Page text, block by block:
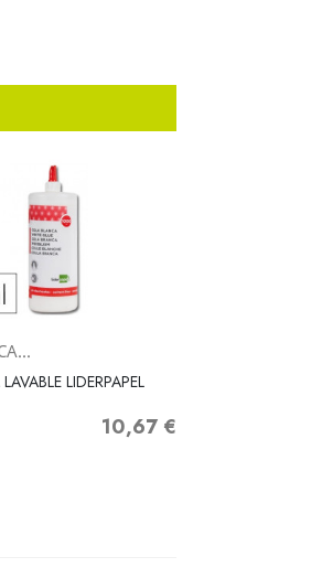
LIDERPAPEL
Precio
10,67 €